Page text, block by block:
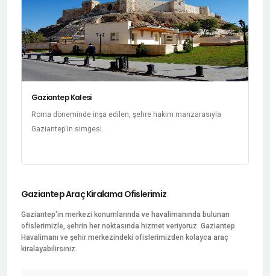
Gaziantep Kalesi
Roma döneminde inşa edilen, şehre hakim manzarasıyla
Gaziantep'in simgesi.
Gaziantep Araç Kiralama Ofislerimiz
Gaziantep'in merkezi konumlarında ve havalimanında bulunan
ofislerimizle, şehrin her noktasında hizmet veriyoruz. Gaziantep
Havalimanı ve şehir merkezindeki ofislerimizden kolayca araç
kiralayabilirsiniz.